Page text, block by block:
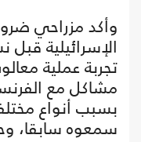
وأكد مزراحي
الإسرائيلية
تجربة عملية
مشاكل مع
بسبب أنواع
سمعوه سابقا،